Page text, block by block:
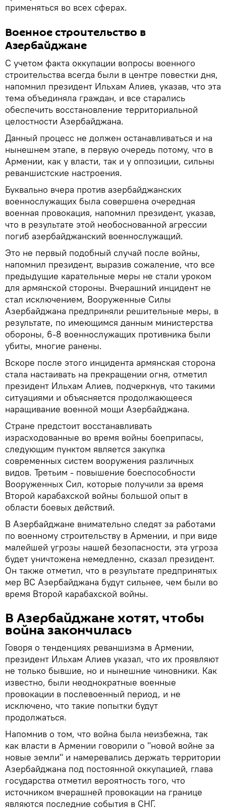
применяться во всех сферах.
Военное строительство в
Азербайджане
С учетом факта оккупации вопросы военного
строительства всегда были в центре повестки дня,
напомнил президент Ильхам Алиев, указав, что эта
тема объединяла граждан, и все старались
обеспечить восстановление территориальной
целостности Азербайджана.
Данный процесс не должен останавливаться и на
нынешнем этапе, в первую очередь потому, что в
Армении, как у власти, так и у оппозиции, сильны
реваншистские настроения.
Буквально вчера против азербайджанских
военнослужащих была совершена очередная
военная провокация, напомнил президент, указав,
что в результате этой необоснованной агрессии
погиб азербайджанский военнослужащий.
Это не первый подобный случай после войны,
напомнил президент, выразив сожаление, что все
предыдущие карательные меры не стали уроком
для армянской стороны. Вчерашний инцидент не
стал исключением, Вооруженные Силы
Азербайджана предприняли решительные меры, в
результате, по имеющимся данным министерства
обороны, 6-8 военнослужащих противника были
убиты, многие ранены.
Вскоре после этого инцидента армянская сторона
стала настаивать на прекращении огня, отметил
президент Ильхам Алиев, подчеркнув, что такими
ситуациями и объясняется продолжающееся
наращивание военной мощи Азербайджана.
Стране предстоит восстанавливать
израсходованные во время войны боеприпасы,
следующим пунктом является закупка
современных систем вооружения различных
видов. Третьим - повышение боеспособности
Вооруженных Сил, которые получили за время
Второй карабахской войны большой опыт в
области боевых действий.
В Азербайджане внимательно следят за работами
по военному строительству в Армении, и при виде
малейшей угрозы нашей безопасности, эта угроза
будет уничтожена немедленно, сказал президент.
Он также отметил, что в результате предпринятых
мер ВС Азербайджана будут сильнее, чем были во
время Второй карабахской войны.
В Азербайджане хотят, чтобы
война закончилась
Говоря о тенденциях реваншизма в Армении,
президент Ильхам Алиев указал, что их проявляют
не только бывшие, но и нынешние чиновники. Как
известно, были неоднократные военные
провокации в послевоенный период, и не
исключено, что такие попытки будут
продолжаться.
Напомнив о том, что война была неизбежна, так
как власти в Армении говорили о "новой войне за
новые земли" и намеревались держать территории
Азербайджана под постоянной оккупацией, глава
государства отметил вероятность того, что
источником вчерашней провокации на границе
являются последние события в СНГ.